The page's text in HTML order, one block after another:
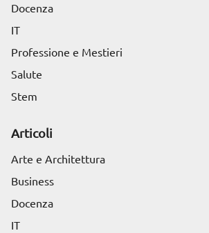
Docenza
IT
Professione e Mestieri
Salute
Stem
Articoli
Arte e Architettura
Business
Docenza
IT